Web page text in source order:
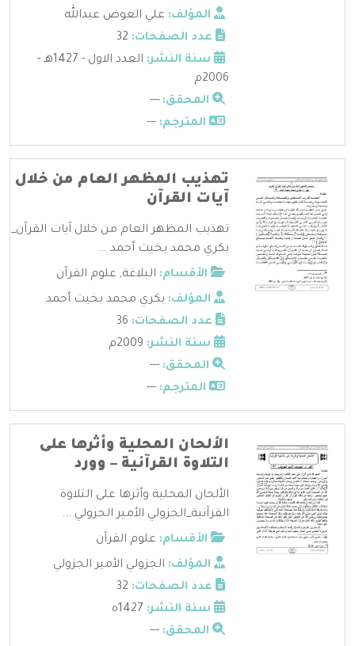
المؤلف: علي العوض عبدالله
عدد الصفحات:
سنة النشر:
العدد الاول - 1427هـ -
2006م
المحقق: ---
المترجم: ---
تهذيب المظهر العام من خلال
آيات القرآن
تهذيب المظهر العام من خلال آيات القرآن_
بكري محمد بخيت أحمد ...
الأقسام: البلاغة, علوم القرآن
المؤلف: بكري محمد بخيت أحمد
عدد الصفحات:
سنة النشر:
المحقق: ---
المترجم: ---
الألحان المحلية وأثرها على
التلاوة القرآنية – وورد
الألحان المحلية وأثرها على التلاوة
القرآنية_الجزولي الأمير الجزولي ...
الأقسام: علوم القرآن
المؤلف: الجزولي الأمير الجزولي
عدد الصفحات:
سنة النشر:
المحقق: ---